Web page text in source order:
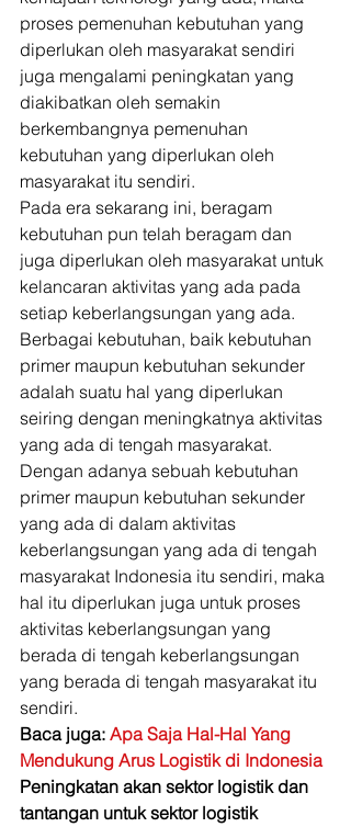
proses pemenuhan kebutuhan yang
diperlukan oleh masyarakat sendiri
juga mengalami peningkatan yang
diakibatkan oleh semakin
berkembangnya pemenuhan
kebutuhan yang diperlukan oleh
masyarakat itu sendiri.
Pada era sekarang ini, beragam
kebutuhan pun telah beragam dan
juga diperlukan oleh masyarakat untuk
kelancaran aktivitas yang ada pada
setiap keberlangsungan yang ada.
Berbagai kebutuhan, baik kebutuhan
primer maupun kebutuhan sekunder
adalah suatu hal yang diperlukan
seiring dengan meningkatnya aktivitas
yang ada di tengah masyarakat.
Dengan adanya sebuah kebutuhan
primer maupun kebutuhan sekunder
yang ada di dalam aktivitas
keberlangsungan yang ada di tengah
masyarakat Indonesia itu sendiri, maka
hal itu diperlukan juga untuk proses
aktivitas keberlangsungan yang
berada di tengah keberlangsungan
yang berada di tengah masyarakat itu
sendiri.
Baca juga: Apa Saja Hal-Hal Yang
Mendukung Arus Logistik di Indonesia
Peningkatan akan sektor logistik dan
tantangan untuk sektor logistik